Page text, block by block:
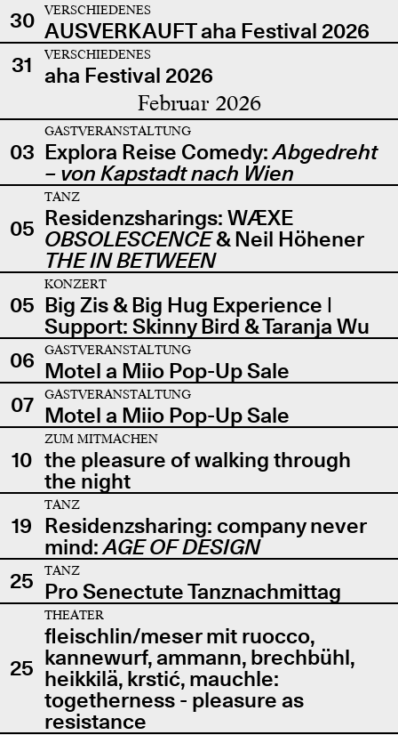
30
VERSCHIEDENES
AUSVERKAUFT aha Festival 2026
31
VERSCHIEDENES
aha Festival 2026
Februar 2026
03
GASTVERANSTALTUNG
Explora Reise Comedy:Abgedreht
– von Kapstadt nach Wien
05
TANZ
Residenzsharings: WÆXE
OBSOLESCENCE& Neil Höhener
THE IN BETWEEN
05
KONZERT
Big Zis & Big Hug Experience |
Support: Skinny Bird & Taranja Wu
06
GASTVERANSTALTUNG
Motel a Miio Pop-Up Sale
07
GASTVERANSTALTUNG
Motel a Miio Pop-Up Sale
10
ZUM MITMACHEN
the pleasure of walking through
the night
19
TANZ
Residenzsharing: company never
mind:AGE OF DESIGN
25
TANZ
Pro Senectute Tanznachmittag
25
THEATER
fleischlin/meser mit ruocco,
kannewurf, ammann, brechbühl,
heikkilä, krstić, mauchle:
togetherness - pleasure as
resistance